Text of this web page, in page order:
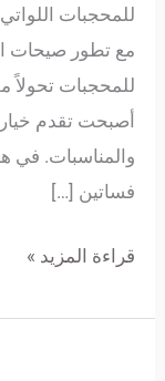
للمحجبات
مع تطور صيحات
للمحجبات تحولاً
أصبحت تقدم
والمناسبات.
فساتين […]
قراءة المزيد »